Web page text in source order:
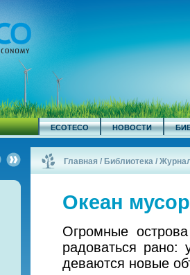
ECOTECO НОВОСТИ
Главная / Библиотека /
Океан
Огромные
радоваться
деваются новые